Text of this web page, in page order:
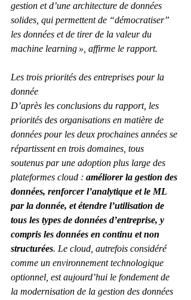
gestion et d’une architecture de données
solides, qui permettent de “démocratiser”
les données et de tirer de la valeur du
machine learning », affirme le rapport.
Les trois priorités des entreprises pour la
donnée
D’après les conclusions du rapport, les
priorités des organisations en matière de
données pour les deux prochaines années se
répartissent en trois domaines, tous
soutenus par une adoption plus large des
plateformes cloud : améliorer la gestion des
données, renforcer l’analytique et le ML
par la donnée, et étendre l’utilisation de
tous les types de données d’entreprise, y
compris les données en continu et non
structurées. Le cloud, autrefois considéré
comme un environnement technologique
optionnel, est aujourd’hui le fondement de
la modernisation de la gestion des données